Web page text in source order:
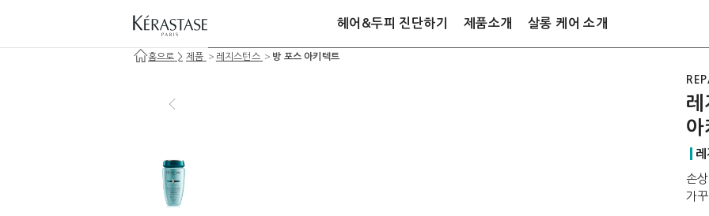
헤어&두피 진단하기 제품소개 살롱 케어 소개
홈으로 > 제품 > 레지스턴스 > 방 포스 아키텍트
레
아
손
가